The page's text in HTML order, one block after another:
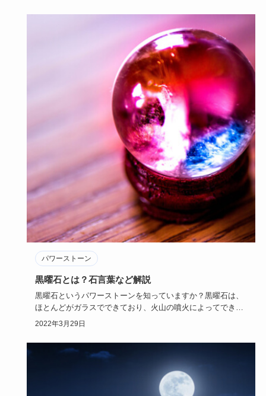
パワーストーン
黒曜石とは？石言葉など解説
黒曜石というパワーストーンを知っていますか？黒曜石は、
ほとんどがガラスでできており、火山の噴火によってできる
パワーストーン…
2022年3月29日